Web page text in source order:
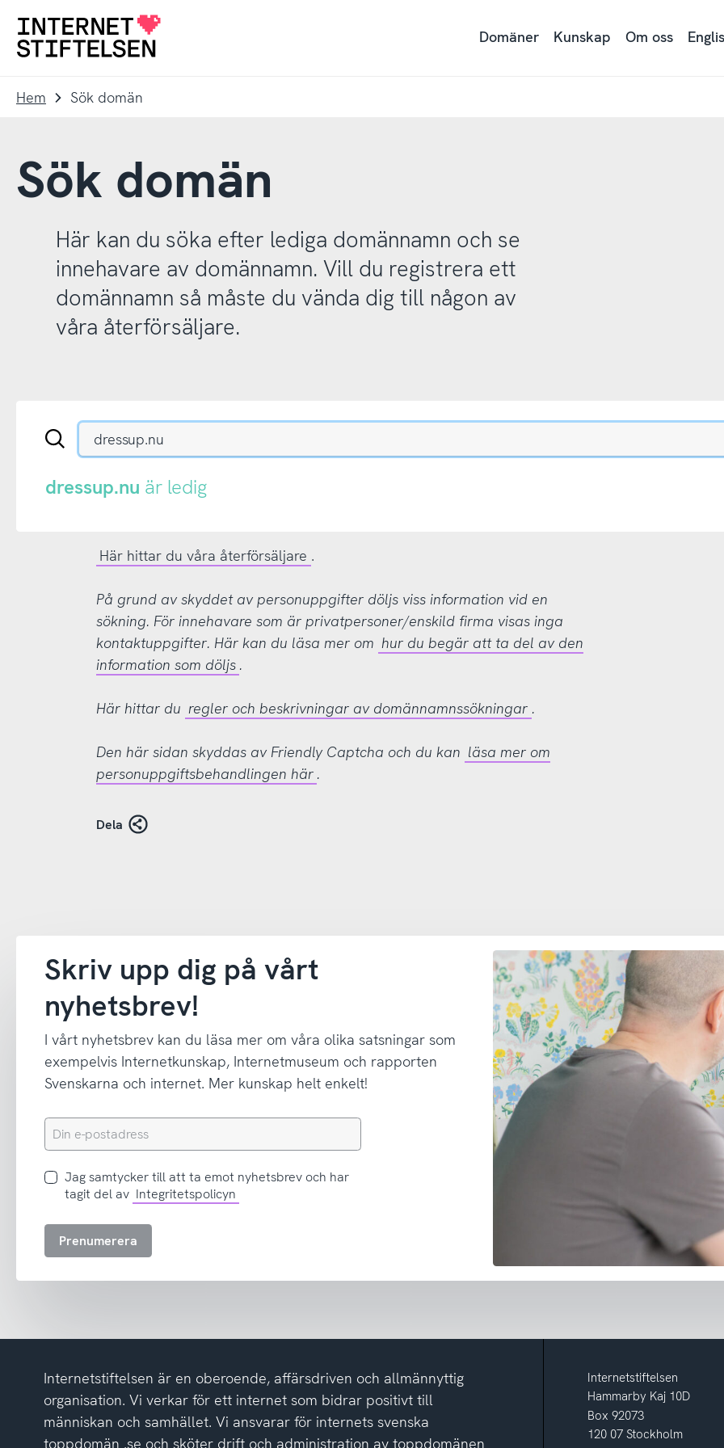
navigering
innehåll
Till
Domäner Kunskap Om oss
Hem Sök domän
Sök domän
Här kan du söka efter lediga domännamn och se
innehavare av domännamn. Vill du registrera ett
domännamn så måste du vända dig till någon av
våra återförsäljare.
Sök
.se-
eller
.nu-
dressup.nu är ledig
Här hittar du våra återförsäljare .
På grund av skyddet av personuppgifter döljs viss information vid en
sökning. För innehavare som är privatpersoner/enskild firma visas inga
kontaktuppgifter. Här kan du läsa mer om hur du begär att ta del av den
information som döljs .
Här hittar du regler och beskrivningar av domännamnssökningar .
Den här sidan skyddas av Friendly Captcha och du kan läsa mer om
personuppgiftsbehandlingen här .
Dela
Skriv upp dig på vårt
nyhetsbrev!
I vårt nyhetsbrev kan du läsa mer om våra olika satsningar som
exempelvis Internetkunskap, Internetmuseum och rapporten
Svenskarna och internet. Mer kunskap helt enkelt!
Din
e-
Jag
samtycker
att
nyhetsbrev
tagit
av
integritetspolicyn
Jag samtycker till att ta emot nyhetsbrev och har
tagit del av Integritetspolicyn
Prenumerera
Internetstiftelsen är en oberoende, affärsdriven och allmännyttig
organisation. Vi verkar för ett internet som bidrar positivt till
människan och samhället. Vi ansvarar för internets svenska
toppdomän .se och sköter drift och administration av toppdomänen
Internetstiftelsen
Hammarby Kaj 10D
Box 92073
120 07 Stockholm